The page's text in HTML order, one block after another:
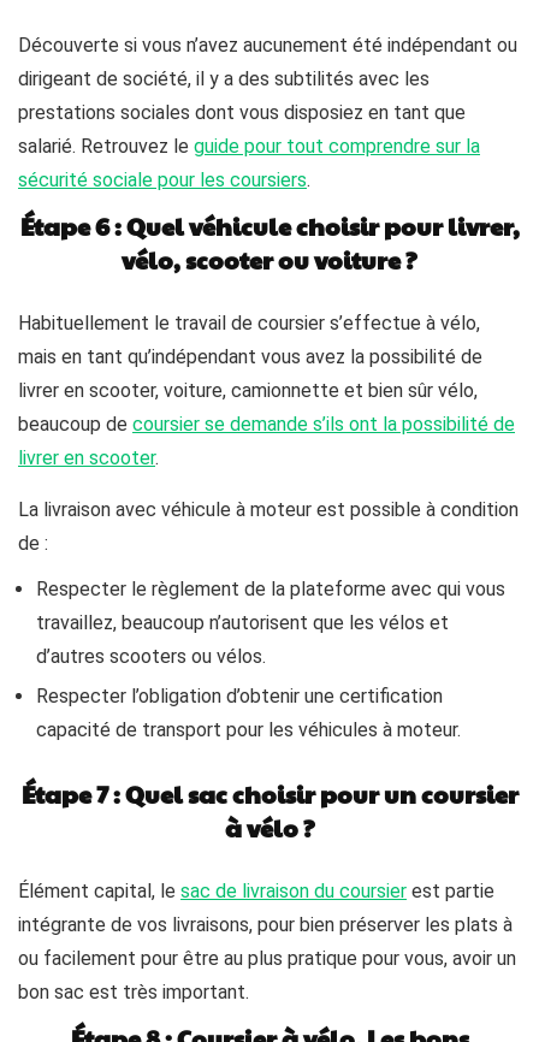
Découverte si vous n’avez aucunement été indépendant ou
dirigeant de société, il y a des subtilités avec les
prestations sociales dont vous disposiez en tant que
salarié. Retrouvez le guide pour tout comprendre sur la
sécurité sociale pour les coursiers.
Étape 6 : Quel véhicule choisir pour livrer,
vélo, scooter ou voiture ?
Habituellement le travail de coursier s’effectue à vélo,
mais en tant qu’indépendant vous avez la possibilité de
livrer en scooter, voiture, camionnette et bien sûr vélo,
beaucoup de coursier se demande s’ils ont la possibilité de
livrer en scooter.
La livraison avec véhicule à moteur est possible à condition
de :
Respecter le règlement de la plateforme avec qui vous
travaillez, beaucoup n’autorisent que les vélos et
d’autres scooters ou vélos.
Respecter l’obligation d’obtenir une certification
capacité de transport pour les véhicules à moteur.
Étape 7 : Quel sac choisir pour un coursier
à vélo ?
Élément capital, le sac de livraison du coursier est partie
intégrante de vos livraisons, pour bien préserver les plats à
ou facilement pour être au plus pratique pour vous, avoir un
bon sac est très important.